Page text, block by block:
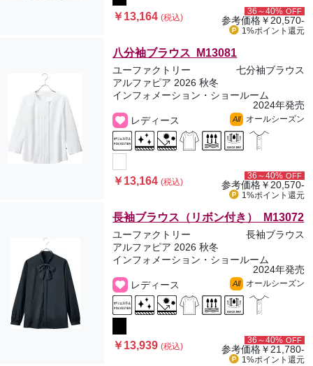
￥13,164(税込)
36～40% OFF
参考価格￥20,570-
1%ポイント 還元
八分袖ブラウス M13081
ユーファクトリー
七分袖ブラウス
アルファピア 2026 秋冬
インフォメーション・ショールーム
2024年発売
レディース
All オールシーズン
￥13,164(税込)
36～40% OFF
参考価格￥20,570-
1%ポイント 還元
長袖ブラウス（リボン付き） M13072
ユーファクトリー
長袖ブラウス
アルファピア 2026 秋冬
インフォメーション・ショールーム
2024年発売
レディース
All オールシーズン
￥13,939(税込)
36～40% OFF
参考価格￥21,780-
1%ポイント 還元